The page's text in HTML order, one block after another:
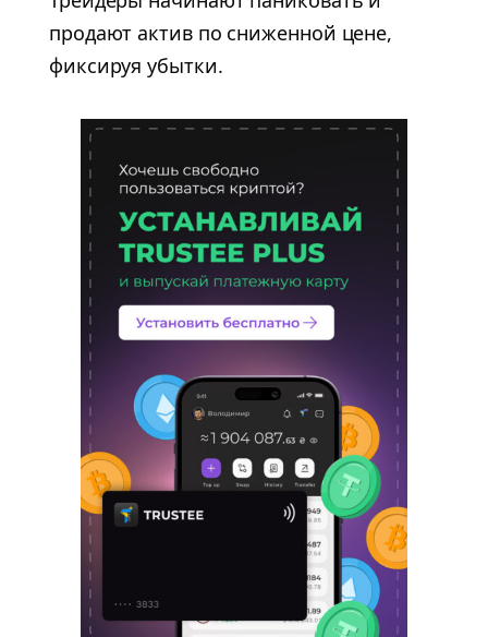
продают актив по сниженной цене,
фиксируя убытки.